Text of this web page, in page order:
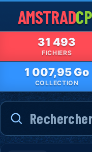
AMSTRAD
31 493
FICHIERS
1 007,95 Go
COLLECTION